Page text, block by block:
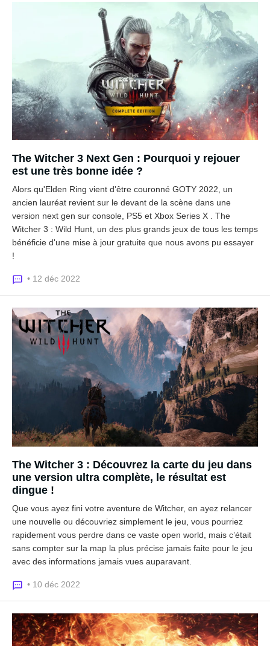
The Witcher 3 Next Gen : Pourquoi y rejouer
est une très bonne idée ?
Alors qu'Elden Ring vient d'être couronné GOTY 2022, un
ancien lauréat revient sur le devant de la scène dans une
version next gen sur console, PS5 et Xbox Series X . The
Witcher 3 : Wild Hunt, un des plus grands jeux de tous les temps
bénéficie d'une mise à jour gratuite que nous avons pu essayer
!
• 12 déc 2022
The Witcher 3 : Découvrez la carte du jeu dans
une version ultra complète, le résultat est
dingue !
Que vous ayez fini votre aventure de Witcher, en ayez relancer
une nouvelle ou découvriez simplement le jeu, vous pourriez
rapidement vous perdre dans ce vaste open world, mais c’était
sans compter sur la map la plus précise jamais faite pour le jeu
avec des informations jamais vues auparavant.
• 10 déc 2022